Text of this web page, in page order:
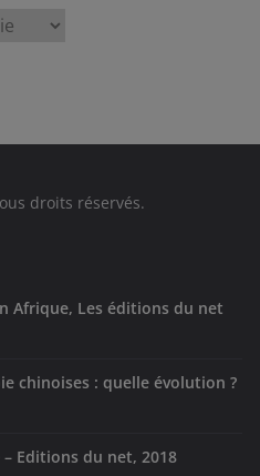
droits réservés.
Afrique, Les éditions du net
chinoises : quelle évolution ?
Editions du net, 2018